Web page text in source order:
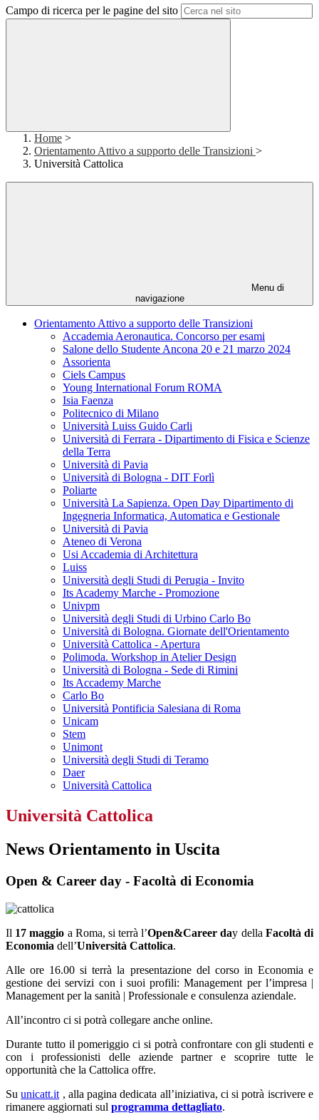
Campo di ricerca per le pagine del sito
Home >
Orientamento Attivo a supporto delle Transizioni >
Università Cattolica
Menu di
navigazione
Orientamento Attivo a supporto delle Transizioni
Accademia Aeronautica. Concorso per esami
Salone dello Studente Ancona 20 e 21 marzo 2024
Assorienta
Ciels Campus
Young International Forum ROMA
Isia Faenza
Politecnico di Milano
Università Luiss Guido Carli
Università di Ferrara - Dipartimento di Fisica e Scienze
della Terra
Università di Pavia
Università di Bologna - DIT Forlì
Poliarte
Università La Sapienza. Open Day Dipartimento di
Ingegneria Informatica, Automatica e Gestionale
Università di Pavia
Ateneo di Verona
Usi Accademia di Architettura
Luiss
Università degli Studi di Perugia - Invito
Its Academy Marche - Promozione
Univpm
Università degli Studi di Urbino Carlo Bo
Università di Bologna. Giornate dell'Orientamento
Università Cattolica - Apertura
Polimoda. Workshop in Atelier Design
Università di Bologna - Sede di Rimini
Its Accademy Marche
Carlo Bo
Università Pontificia Salesiana di Roma
Unicam
Stem
Unimont
Università degli Studi di Teramo
Daer
Università Cattolica
Università Cattolica
News Orientamento in Uscita
Open & Career day - Facoltà di Economia
Il 17 maggio a Roma, si terrà l’Open&Career day della Facoltà di
Economia dell’Università Cattolica.
Alle ore 16.00 si terrà la presentazione del corso in Economia e
gestione dei servizi con i suoi profili: Management per l’impresa |
Management per la sanità | Professionale e consulenza aziendale.
All’incontro ci si potrà collegare anche online.
Durante tutto il pomeriggio ci si potrà confrontare con gli studenti e
con i professionisti delle aziende partner e scoprire tutte le
opportunità che la Cattolica offre.
Suunicatt.it , alla pagina dedicata all’iniziativa, ci si potrà iscrivere e
rimanere aggiornati sul programma dettagliato.